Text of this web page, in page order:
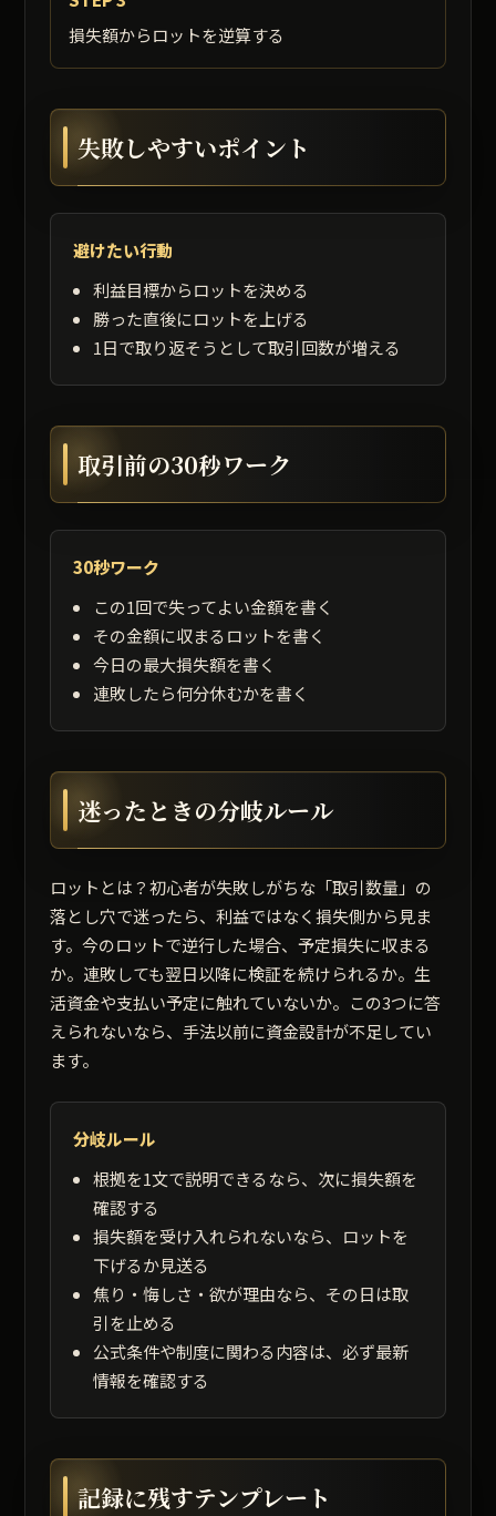
損失額からロットを逆算する
失敗しやすいポイント
避けたい行動
利益目標からロットを決める
勝った直後にロットを上げる
1日で取り返そうとして取引回数が増える
取引前の30秒ワーク
30秒ワーク
この1回で失ってよい金額を書く
その金額に収まるロットを書く
今日の最大損失額を書く
連敗したら何分休むかを書く
迷ったときの分岐ルール
ロットとは？初心者が失敗しがちな「取引数量」の
落とし穴で迷ったら、利益ではなく損失側から見ま
す。今のロットで逆行した場合、予定損失に収まる
か。連敗しても翌日以降に検証を続けられるか。生
活資金や支払い予定に触れていないか。この3つに答
えられないなら、手法以前に資金設計が不足してい
ます。
分岐ルール
根拠を1文で説明できるなら、次に損失額を
確認する
損失額を受け入れられないなら、ロットを
下げるか見送る
焦り・悔しさ・欲が理由なら、その日は取
引を止める
公式条件や制度に関わる内容は、必ず最新
情報を確認する
記録に残すテンプレート